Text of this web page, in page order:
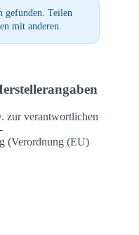
gefunden. Teilen
mit anderen.
zur verantwortlichen
(Verordnung (EU)